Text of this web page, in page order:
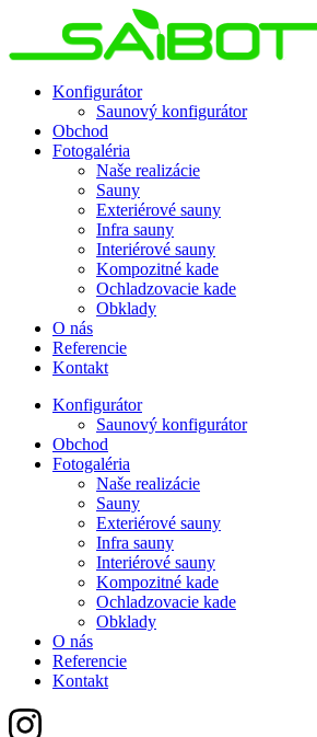
obsah
Konfigurátor
Saunový konfigurátor
Obchod
Fotogaléria
Naše realizácie
Sauny
Exteriérové sauny
Infra sauny
Interiérové sauny
Kompozitné kade
Ochladzovacie kade
Obklady
O nás
Referencie
Kontakt
Konfigurátor
Saunový konfigurátor
Obchod
Fotogaléria
Naše realizácie
Sauny
Exteriérové sauny
Infra sauny
Interiérové sauny
Kompozitné kade
Ochladzovacie kade
Obklady
O nás
Referencie
Kontakt